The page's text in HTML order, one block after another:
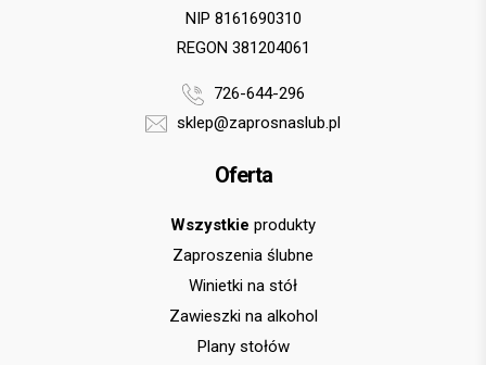
NIP 8161690310
REGON 381204061
726-644-296
sklep@zaprosnaslub.pl
Oferta
Wszystkie produkty
Zaproszenia ślubne
Winietki na stół
Zawieszki na alkohol
Plany stołów